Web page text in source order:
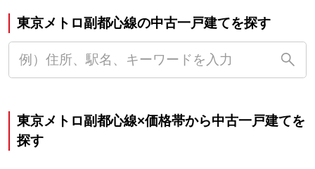
東京メトロ副都心線の中古一戸建てを探す
東京メトロ副都心線×価格帯から中古一戸建てを
探す